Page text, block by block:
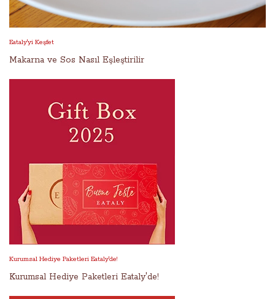
Eataly'yi Keşfet
Makarna ve Sos Nasıl Eşleştirilir
Kurumsal Hediye Paketleri Eataly'de!
Kurumsal Hediye Paketleri Eataly'de!